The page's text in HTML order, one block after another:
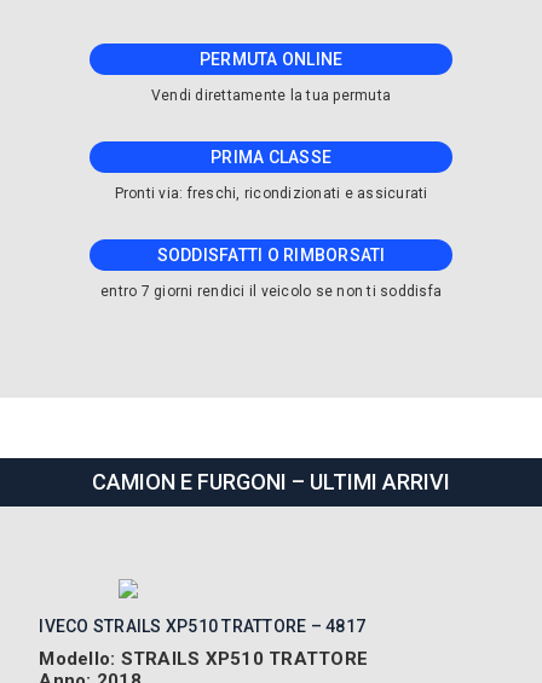
SODDISFATTI O RIMBORSATI
entro 7 giorni rendici il veicolo se non ti soddisfa
PRIMA CLASSE
Pronti via: freschi, ricondizionati e assicurati
PERMUTA ONLINE
Vendi direttamente la tua permuta
CAMION E FURGONI – ULTIMI ARRIVI
IVECO STRAILS XP510 TRATTORE – 4817
Modello: STRAILS XP510 TRATTORE